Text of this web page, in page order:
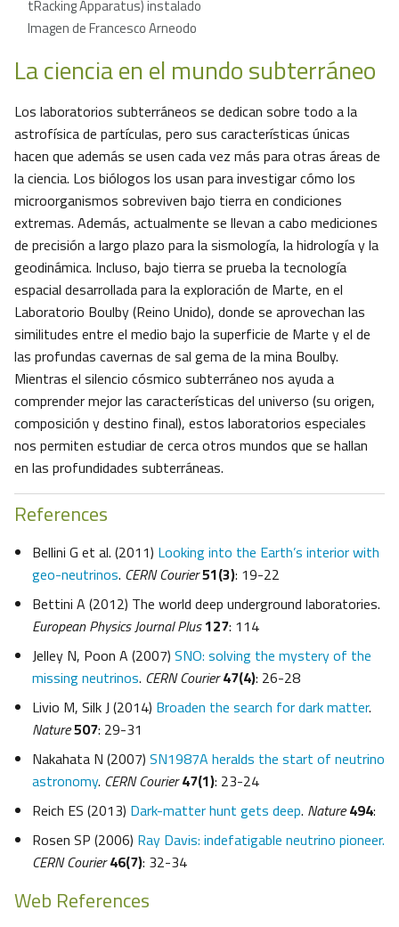
tRacking Apparatus) instalado
Imagen de Francesco Arneodo
La ciencia en el mundo subterráneo
Los laboratorios subterráneos se dedican sobre todo a la
astrofísica de partículas, pero sus características únicas
hacen que además se usen cada vez más para otras áreas de
la ciencia. Los biólogos los usan para investigar cómo los
microorganismos sobreviven bajo tierra en condiciones
extremas. Además, actualmente se llevan a cabo mediciones
de precisión a largo plazo para la sismología, la hidrología y la
geodinámica. Incluso, bajo tierra se prueba la tecnología
espacial desarrollada para la exploración de Marte, en el
Laboratorio Boulby (Reino Unido), donde se aprovechan las
similitudes entre el medio bajo la superficie de Marte y el de
las profundas cavernas de sal gema de la mina Boulby.
Mientras el silencio cósmico subterráneo nos ayuda a
comprender mejor las características del universo (su origen,
composición y destino final), estos laboratorios especiales
nos permiten estudiar de cerca otros mundos que se hallan
en las profundidades subterráneas.
References
Bellini G et al. (2011) Looking into the Earth’s interior with
geo-neutrinos. CERN Courier51(3): 19-22
Bettini A (2012) The world deep underground laboratories.
European Physics Journal Plus127: 114
Jelley N, Poon A (2007) SNO: solving the mystery of the
missing neutrinos. CERN Courier47(4): 26-28
Livio M, Silk J (2014) Broaden the search for dark matter.
Nature507: 29-31
Nakahata N (2007) SN1987A heralds the start of neutrino
astronomy. CERN Courier47(1): 23-24
Reich ES (2013) Dark-matter hunt gets deep. Nature 494:
Rosen SP (2006) Ray Davis: indefatigable neutrino pioneer.
CERN Courier46(7): 32-34
Web References